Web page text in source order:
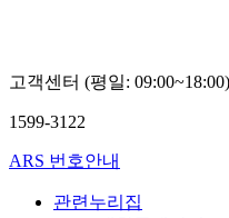
고객센터 (평일: 09:00~18:00)
1599-3122
ARS 번호안내
관련누리집